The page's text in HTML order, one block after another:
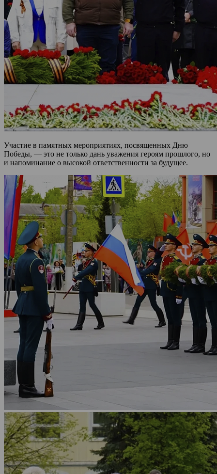
Участие в памятных мероприятиях, посвященных Дню
Победы, — это не только дань уважения героям прошлого, но
и напоминание о высокой ответственности за будущее.